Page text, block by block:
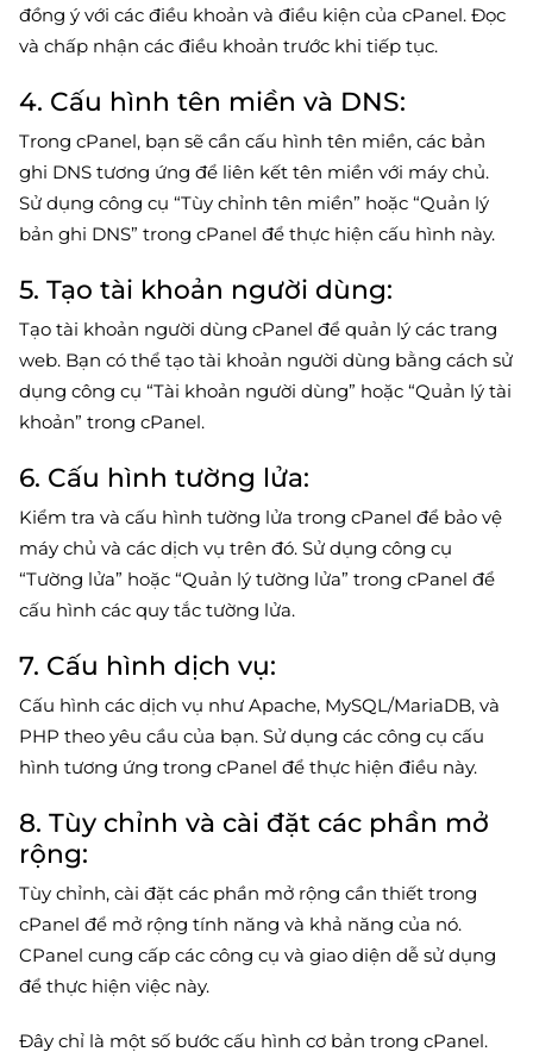
đồng ý với các điều khoản và điều kiện của cPanel. Đọc
và chấp nhận các điều khoản trước khi tiếp tục.
4. Cấu hình tên miền và DNS:
Trong cPanel, bạn sẽ cần cấu hình tên miền, các bản
ghi DNS tương ứng để liên kết tên miền với máy chủ.
Sử dụng công cụ “Tùy chỉnh tên miền” hoặc “Quản lý
bản ghi DNS” trong cPanel để thực hiện cấu hình này.
5. Tạo tài khoản người dùng:
Tạo tài khoản người dùng cPanel để quản lý các trang
web. Bạn có thể tạo tài khoản người dùng bằng cách sử
dụng công cụ “Tài khoản người dùng” hoặc “Quản lý tài
khoản” trong cPanel.
6. Cấu hình tường lửa:
Kiểm tra và cấu hình tường lửa trong cPanel để bảo vệ
máy chủ và các dịch vụ trên đó. Sử dụng công cụ
“Tường lửa” hoặc “Quản lý tường lửa” trong cPanel để
cấu hình các quy tắc tường lửa.
7. Cấu hình dịch vụ:
Cấu hình các dịch vụ như Apache, MySQL/MariaDB, và
PHP theo yêu cầu của bạn. Sử dụng các công cụ cấu
hình tương ứng trong cPanel để thực hiện điều này.
8. Tùy chỉnh và cài đặt các phần mở
rộng:
Tùy chỉnh, cài đặt các phần mở rộng cần thiết trong
cPanel để mở rộng tính năng và khả năng của nó.
CPanel cung cấp các công cụ và giao diện dễ sử dụng
để thực hiện việc này.
Đây chỉ là một số bước cấu hình cơ bản trong cPanel.